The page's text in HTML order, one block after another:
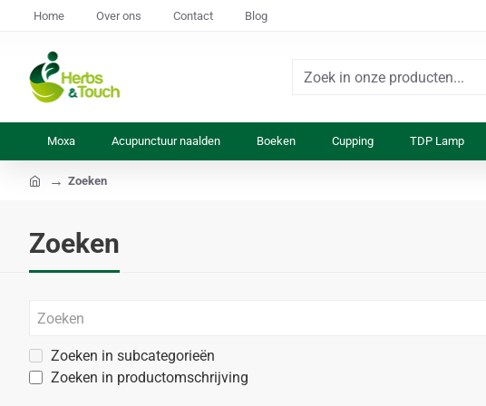
Home Over ons Contact Blog
Zoek
producten...
Moxa Acupunctuur naalden Boeken Cupping TDP Lamp
Zoeken
Zoeken
Zoeken in subcategorieën
Zoeken in productomschrijving